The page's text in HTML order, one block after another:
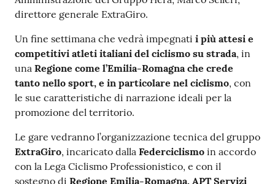
direttore generale ExtraGiro.
Un fine settimana che vedrà impegnati i più attesi e
competitivi atleti italiani del ciclismo su strada, in
una Regione come l’Emilia-Romagna che crede
tanto nello sport, e in particolare nel ciclismo, con
le sue caratteristiche di narrazione ideali per la
promozione del territorio.
Le gare vedranno l’organizzazione tecnica del gruppo
ExtraGiro, incaricato dalla Federciclismo in accordo
con la Lega Ciclismo Professionistico, e con il
sostegno di Regione Emilia-Romagna, APT Servizi